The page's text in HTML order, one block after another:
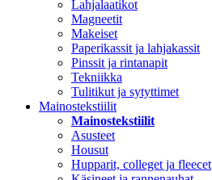
Lahjalaatikot
Magneetit
Makeiset
Paperikassit ja lahjakassit
Pinssit ja rintanapit
Tekniikka
Tulitikut ja sytyttimet
Mainostekstiilit
Mainostekstiilit
Asusteet
Housut
Hupparit, colleget ja fleecet